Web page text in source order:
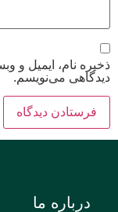
ذخیره نام، ایمیل و
دیدگاهی می‌نویسم.
درباره ما